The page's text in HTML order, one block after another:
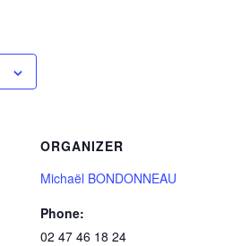
ORGANIZER
Michaël BONDONNEAU
Phone:
02 47 46 18 24